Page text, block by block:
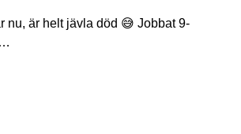
nu, är helt jävla död 😅 Jobbat 9-